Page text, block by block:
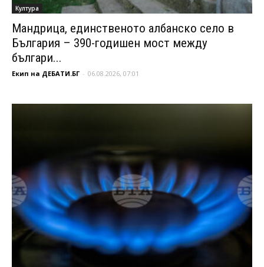
Култура
Мандрица, единственото албанско село в
България – 390-годишен мост между
българи...
Екип на ДЕБАТИ.БГ - 06.08.2026, 07:01